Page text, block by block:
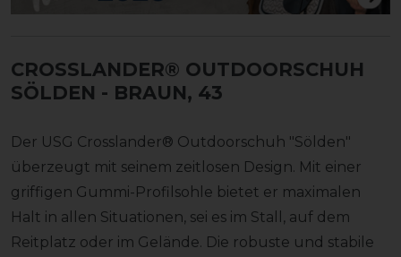
CROSSLANDER® OUTDOORSCHUH
SÖLDEN - BRAUN, 43
Der USG Crosslander® Outdoorschuh "Sölden"
überzeugt mit seinem zeitlosen Design. Mit einer
griffigen Gummi-Profilsohle bietet er maximalen
Halt in allen Situationen, sei es im Stall, auf dem
Reitplatz oder im Gelände. Die robuste und stabile